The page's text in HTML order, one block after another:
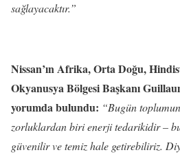
sağlayacaktır.”
Nissan’ın Afrika, Orta Doğu,
Okyanusya Bölgesi Başkanı
yorumda bulundu: “Bugün
zorluklardan biri enerji tedarikidir –
güvenilir ve temiz hale getirebiliriz.